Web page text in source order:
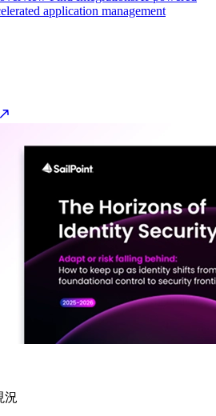
application management
況